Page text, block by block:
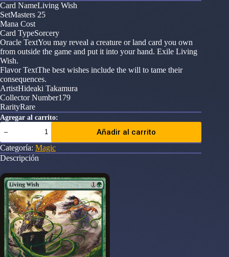
Card NameLiving Wish
SetMasters 25
Mana Cost
Card TypeSorcery
Oracle TextYou may reveal a creature or land card you own
from outside the game and put it into your hand. Exile Living
Wish.
Flavor TextThe best wishes include the will to tame their
consequences.
ArtistHideaki Takamura
Collector Number179
RarityRare
Agregar al carrito:
Living
Wish
Masters
25
cantidad
Añadir al carrito
Categoría: Magic
Descripción